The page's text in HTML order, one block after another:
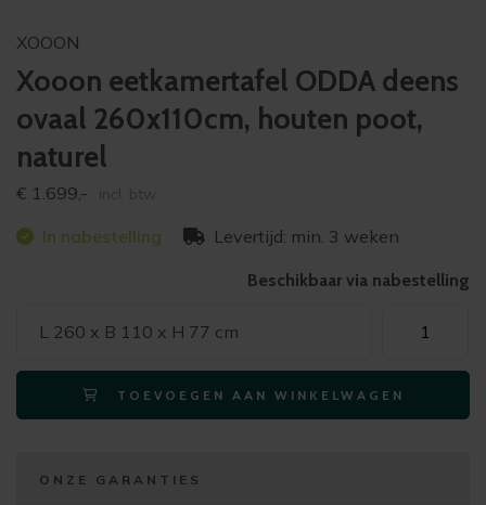
XOOON
Xooon eetkamertafel ODDA deens
ovaal 260x110cm, houten poot,
naturel
€ 1.699,-
In nabestelling Levertijd: min. 3 weken
Beschikbaar via nabestelling
L 260 x B 110 x H 77 cm
ODDA
deens
ovaal
TOEVOEGEN AAN WINKELWAGEN
ONZE GARANTIES